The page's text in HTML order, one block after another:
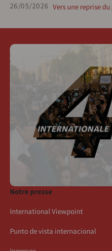
26/05/2026 Vers une reprise
Notre presse
International Viewpoint
Punto de vista internacional